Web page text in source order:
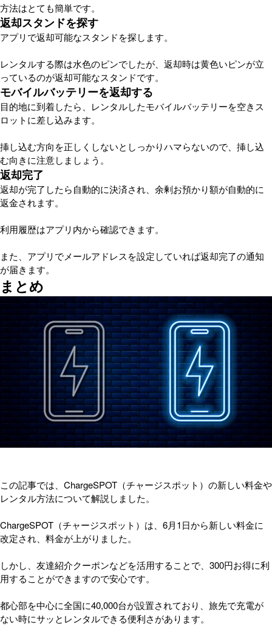
方法はとても簡単です。
返却スタンドを探す
アプリで返却可能なスタンドを探します。
レンタルする際は水色のピンでしたが、返却時は黄色いピンが立
っているのが返却可能なスタンドです。
モバイルバッテリーを返却する
目的地に到着したら、レンタルしたモバイルバッテリーを空きス
ロットに差し込みます。
挿し込む方向を正しくしないとしっかりハマらないので、挿し込
む向きに注意しましょう。
返却完了
返却が完了したら自動的に決済され、余剰お預かり額が自動的に
返金されます。
利用履歴はアプリ内から確認できます。
また、アプリでメールアドレスを設定していれば返却完了の通知
が届きます。
まとめ
この記事では、ChargeSPOT（チャージスポット）の新しい料金や
レンタル方法について解説しました。
ChargeSPOT（チャージスポット）は、6月1日から新しい料金に
改定され、料金が上がりました。
しかし、友達紹介クーポンなどを活用することで、300円お得に利
用することができますので安心です。
都心部を中心に全国に40,000台が設置されており、旅先で充電が
ない時にサッとレンタルできる便利さがあります。